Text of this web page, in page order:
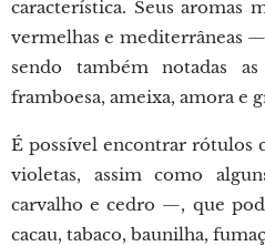
característica. Seus aromas
vermelhas e mediterrâneas
sendo também notadas
framboesa, ameixa, amora e
É possível encontrar rótulos
violetas, assim como
carvalho e cedro —, que
cacau, tabaco, baunilha,